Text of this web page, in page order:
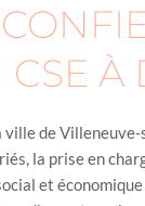
CSE À
ville de
la prise en
et